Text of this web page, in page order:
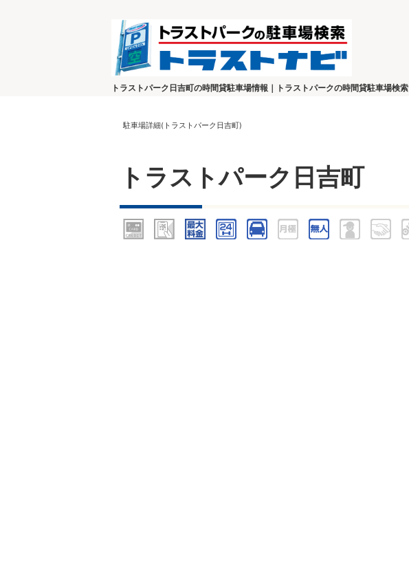
トラストパーク日吉町の時間貸駐車場情報｜トラストパークの時間貸駐車場検索
駐車場詳細(トラストパーク日吉町)
トラストパーク日吉町